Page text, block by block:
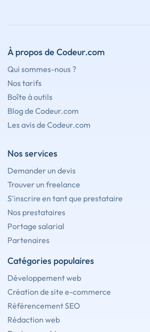
À propos de Codeur.com
Qui sommes-nous ?
Nos tarifs
Boîte à outils
Blog de Codeur.com
Les avis de Codeur.com
Nos services
Demander un devis
Trouver un freelance
S'inscrire en tant que prestataire
Nos prestataires
Portage salarial
Partenaires
Catégories populaires
Développement web
Création de site e-commerce
Référencement SEO
Rédaction web